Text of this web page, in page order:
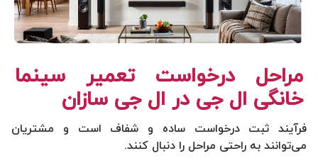
مراحل درخواست تعمیر سینما
خانگی ال جی در ال جی سازان
فرآیند ثبت درخواست ساده و شفاف است و مشتریان
می‌توانند به راحتی مراحل را دنبال کنند.